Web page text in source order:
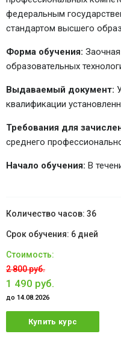
федеральным
стандартом высшего
Форма обучения:
образовательных
Выдаваемый документ:
квалификации
Требования для
среднего
Начало обучения: В
36
6 дней
2 800 руб.
1 490 руб.
до 14.08.2026
Купить курс